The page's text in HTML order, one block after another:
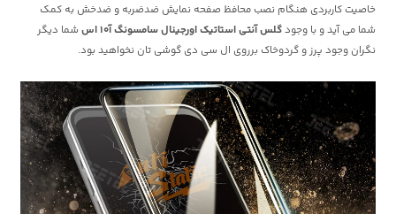
خاصیت کاربردی هنگام نصب محافظ صفحه نمایش ضدضربه و ضدخش به کمک
شما می آید و با وجودگلس آنتی استاتیک اورجینال سامسونگ آ10 اس
شما دیگر
نگران وجود پرز و گردوخاک برروی ال سی دی گوشی تان نخواهید بود.